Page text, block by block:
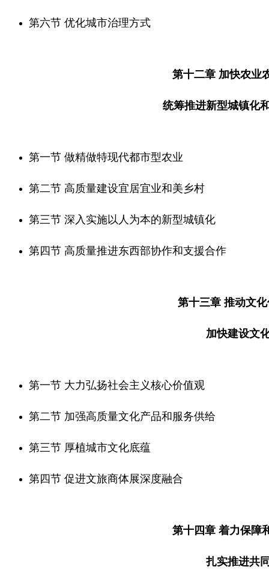
第六节 优化城市治理方式
第十二章 加快农业
统筹推进新型城镇化
第一节 做精做特现代都市型农业
第二节 高质量建设宜居宜业和美乡村
第三节 深入实施以人为本的新型城镇化
第四节 高质量推进东西部协作和支援合作
第十三章 推动文
加快建设文
第一节 大力弘扬社会主义核心价值观
第二节 加强高质量文化产品和服务供给
第三节 厚植城市文化底蕴
第四节 促进文旅商体展深度融合
第十四章 着力保障
扎实推进共